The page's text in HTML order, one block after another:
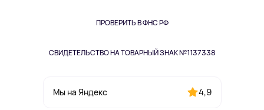
ПРОВЕРИТЬ В ФНС РФ
СВИДЕТЕЛЬСТВО НА ТОВАРНЫЙ ЗНАК №1137338
Мы на Яндекс 4,9